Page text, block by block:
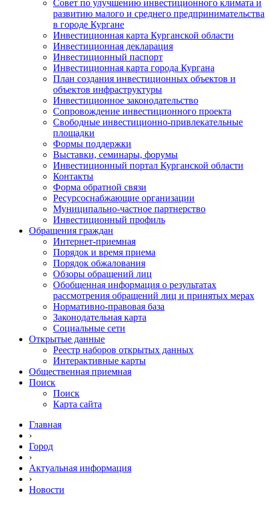
Совет по улучшению инвестиционного климата и
развитию малого и среднего предпринимательства
в городе Кургане
Инвестиционная карта Курганской области
Инвестиционная декларация
Инвестиционный паспорт
Инвестиционная карта города Кургана
План создания инвестиционных объектов и
объектов инфраструктуры
Инвестиционное законодательство
Сопровождение инвестиционного проекта
Свободные инвестиционно-привлекательные
площадки
Формы поддержки
Выставки, семинары, форумы
Инвестиционный портал Курганской области
Контакты
Форма обратной связи
Ресурсоснабжающие организации
Муниципально-частное партнерство
Инвестиционный профиль
Обращения граждан
Интернет-приемная
Порядок и время приема
Порядок обжалования
Обзоры обращений лиц
Обобщенная информация о результатах
рассмотрения обращений лиц и принятых мерах
Нормативно-правовая база
Законодательная карта
Социальные сети
Открытые данные
Реестр наборов открытых данных
Интерактивные карты
Общественная приемная
Поиск
Поиск
Карта сайта
Главная
›
Город
›
Актуальная информация
›
Новости